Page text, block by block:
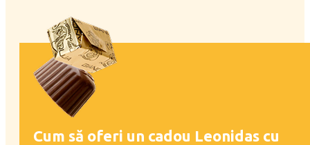
Cum să oferi un cadou Leonidas cu